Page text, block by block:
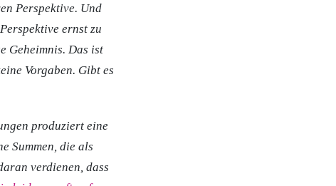
Perspektive. Und
ernst zu
Geheimnis. Das ist
Vorgaben. Gibt es
produziert eine
Summen, die als
verdienen, dass